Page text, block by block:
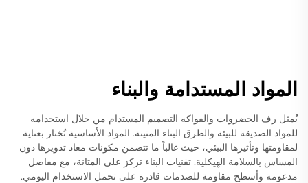
المواد المستدامة والبناء
يُمثل رف الخضروات والفواكه التصميم المستدام من خلال استخدامه
للمواد الصديقة للبيئة والطرق البناء المتينة. المواد الأساسية تُختار بعناية
لمقاومتها وتأثيرها البيئي، حيث غالباً ما تتضمن مكونات معاد تدويرها دون
المساس بالسلامة الهيكلية. تقنيات البناء تركز على المتانة، مع مفاصل
مدعومة وأسطح مقاومة للصدمات قادرة على تحمل الاستخدام اليومي.